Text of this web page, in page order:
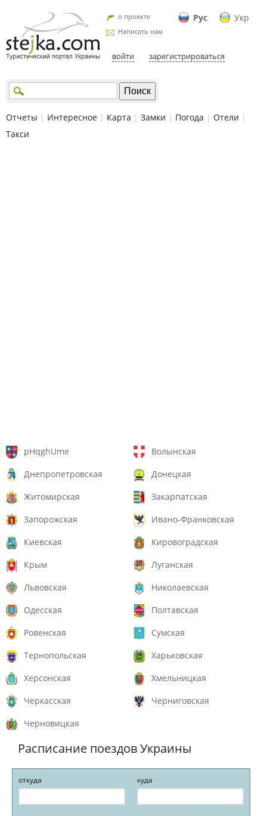
Рус Укр
о проекте
Написать нам
войти зарегистрироваться
Отчеты | Интересное | Карта | Замки | Погода | Отели |
Такси
pHqghUme
Волынская
Днепропетровская
Донецкая
Житомирская
Закарпатская
Запорожская
Ивано-Франковская
Киевская
Кировоградская
Крым
Луганская
Львовская
Николаевская
Одесская
Полтавская
Ровенская
Сумская
Тернопольская
Харьковская
Херсонская
Хмельницкая
Черкасская
Черниговская
Черновицкая
Расписание поездов Украины
откуда куда